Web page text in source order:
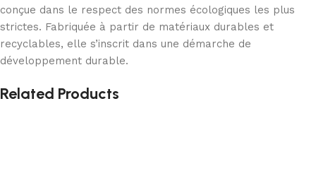
conçue dans le respect des normes écologiques les plus
strictes. Fabriquée à partir de matériaux durables et
recyclables, elle s’inscrit dans une démarche de
développement durable.
Related Products